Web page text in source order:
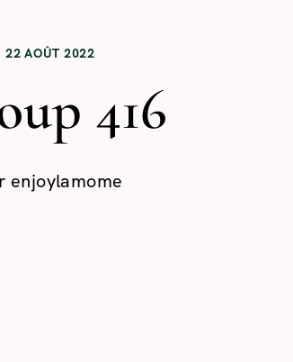
22 AOÛT 2022
416
enjoylamome